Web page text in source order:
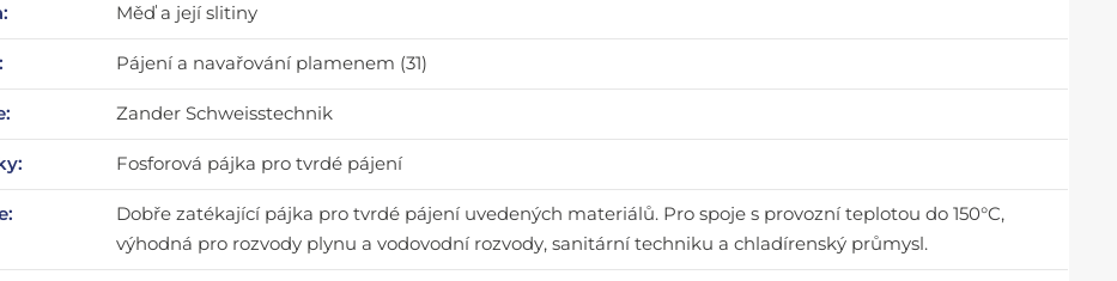
Měď a její slitiny
Pájení a navařování plamenem (31)
Zander Schweisstechnik
Fosforová pájka pro tvrdé pájení
Dobře zatékající pájka pro tvrdé pájení uvedených materiálů. Pro spoje s provozní teplotou do 150°C,
výhodná pro rozvody plynu a vodovodní rozvody, sanitární techniku a chladírenský průmysl.